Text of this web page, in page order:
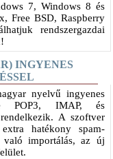
7, Windows 8 és
Free BSD, Raspberry
rendszergazdai
INGYENES
nyelvű ingyenes
POP3, IMAP, és
A szoftver
hatékony spam-
való importálás, az új